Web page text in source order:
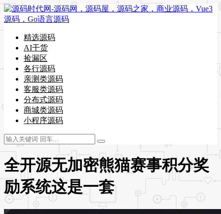
精选源码
AI干货
捡漏区
各行源码
亲测类源码
客服类源码
分布式源码
商城类源码
小程序源码
全开源无加密熊猫赛事积分奖
励系统这是一套